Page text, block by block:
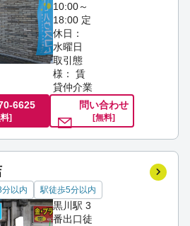
10:00～
18:00 定
休日：
水曜日
取引態
様： 賃
貸仲介業
6625
]
問い合わせ
[無料]
以内 駅徒歩5分以内
黒川駅 3
番出口徒